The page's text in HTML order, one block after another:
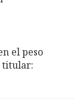
el peso
titular: